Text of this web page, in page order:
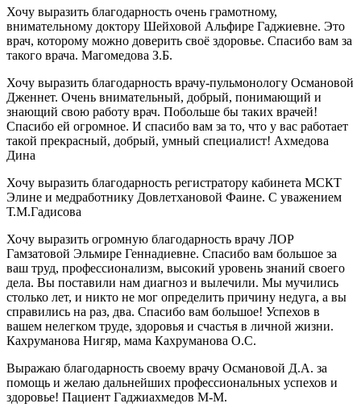
Хочу выразить благодарность очень грамотному,
внимательному доктору Шейховой Альфире Гаджиевне. Это
врач, которому можно доверить своё здоровье. Спасибо вам за
такого врача. Магомедова З.Б.
Хочу выразить благодарность врачу-пульмонологу Османовой
Дженнет. Очень внимательный, добрый, понимающий и
знающий свою работу врач. Побольше бы таких врачей!
Спасибо ей огромное. И спасибо вам за то, что у вас работает
такой прекрасный, добрый, умный специалист! Ахмедова
Дина
Хочу выразить благодарность регистратору кабинета МСКТ
Элине и медработнику Довлетхановой Фаине. С уважением
Т.М.Гадисова
Хочу выразить огромную благодарность врачу ЛОР
Гамзатовой Эльмире Геннадиевне. Спасибо вам большое за
ваш труд, профессионализм, высокий уровень знаний своего
дела. Вы поставили нам диагноз и вылечили. Мы мучились
столько лет, и никто не мог определить причину недуга, а вы
справились на раз, два. Спасибо вам большое! Успехов в
вашем нелегком труде, здоровья и счастья в личной жизни.
Кахруманова Нигяр, мама Кахруманова О.С.
Выражаю благодарность своему врачу Османовой Д.А. за
помощь и желаю дальнейших профессиональных успехов и
здоровье! Пациент Гаджиахмедов М-М.